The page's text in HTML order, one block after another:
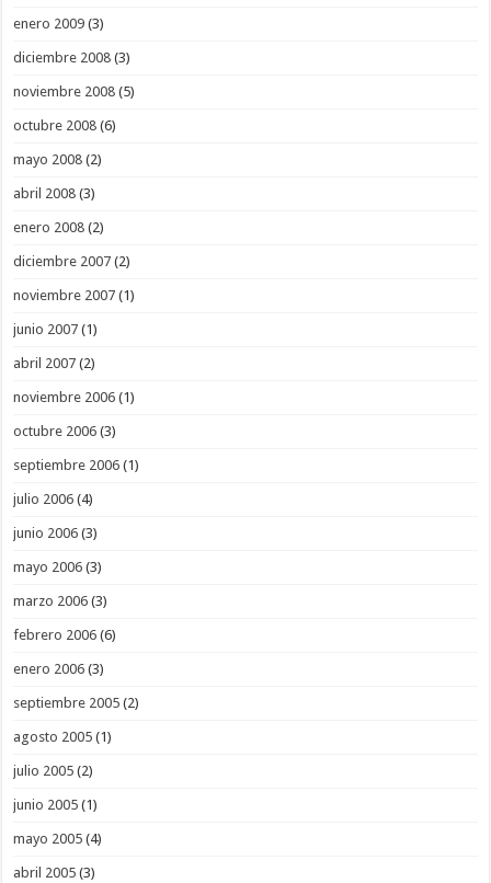
enero 2009 (3)
diciembre 2008 (3)
noviembre 2008 (5)
octubre 2008 (6)
mayo 2008 (2)
abril 2008 (3)
enero 2008 (2)
diciembre 2007 (2)
noviembre 2007 (1)
junio 2007 (1)
abril 2007 (2)
noviembre 2006 (1)
octubre 2006 (3)
septiembre 2006 (1)
julio 2006 (4)
junio 2006 (3)
mayo 2006 (3)
marzo 2006 (3)
febrero 2006 (6)
enero 2006 (3)
septiembre 2005 (2)
agosto 2005 (1)
julio 2005 (2)
junio 2005 (1)
mayo 2005 (4)
abril 2005 (3)